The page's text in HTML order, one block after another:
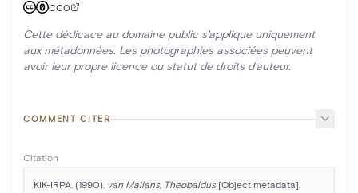
CC0
Cette dédicace au domaine public s'applique uniquement
aux métadonnées. Les photographies associées peuvent
avoir leur propre licence ou statut de droits d'auteur.
COMMENT CITER
Citation
KIK-IRPA. (1990). van Mallans, Theobaldus [Object metadata].